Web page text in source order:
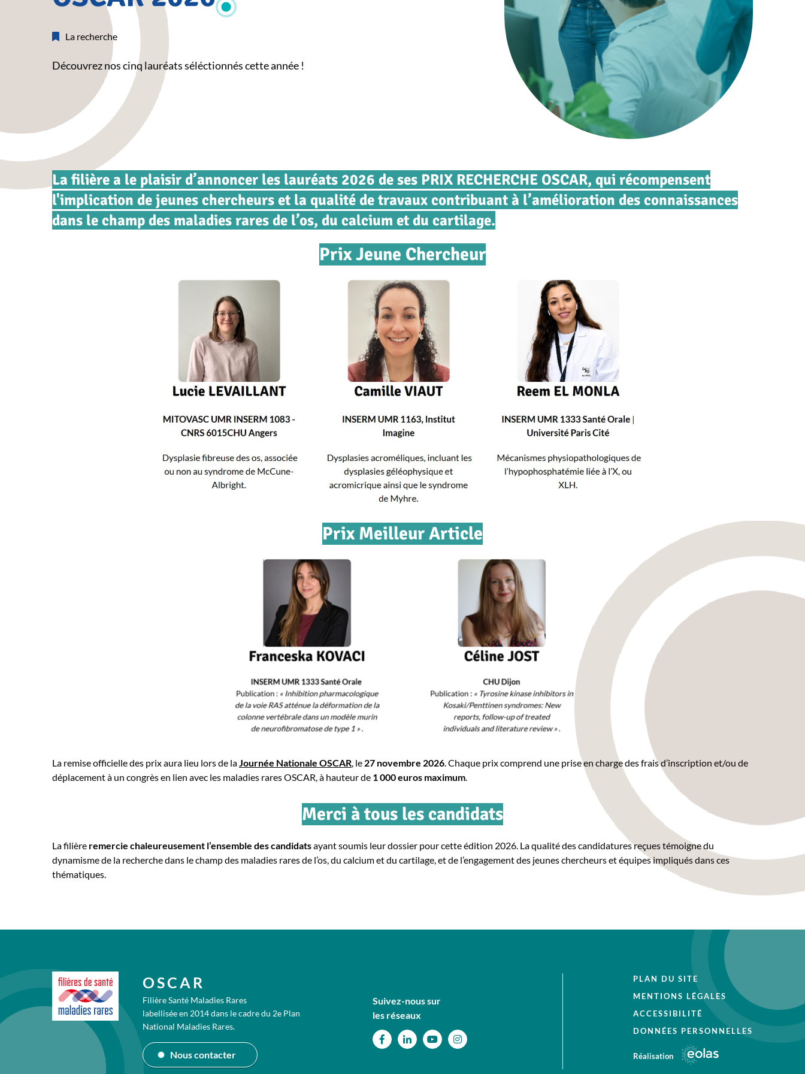
La recherche
Découvrez nos cinq lauréats séléctionnés cette année !
La filière a le plaisir d’annoncer les lauréats 2026 de ses PRIX RECHERCHE OSCAR, qui récompensent
l'implication de jeunes chercheurs et la qualité de travaux contribuant à l’amélioration des connaissances
dans le champ des maladies rares de l’os, du calcium et du cartilage.
Prix Jeune Chercheur
Prix Meilleur Article
La remise officielle des prix aura lieu lors de laJournée Nationale OSCAR, le 27 novembre 2026. Chaque prix comprend une prise en charge des frais d’inscription et/ou de
déplacement à un congrès en lien avec les maladies rares OSCAR, à hauteur de 1 000 euros maximum.
Merci à tous les candidats
La filière remercie chaleureusement l’ensemble des candidatsayant soumis leur dossier pour cette édition 2026. La qualité des candidatures reçues témoigne du
dynamisme de la recherche dans le champ des maladies rares de l’os, du calcium et du cartilage, et de l’engagement des jeunes chercheurs et équipes impliqués dans ces
thématiques.
OSCAR
Filière Santé Maladies Rares
labellisée en 2014 dans le cadre du 2e Plan
National Maladies Rares.
Nous contacter
Suivez-nous sur
les réseaux
PLAN DU SITE
MENTIONS LÉGALES
ACCESSIBILITÉ
DONNÉES PERSONNELLES
Réalisation